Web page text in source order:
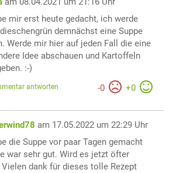
mir erst heute gedacht, ich werde
demnächst eine Suppe
Werde mir hier auf jeden Fall die eine
Idee abschauen und Kartoffeln
:-)
-0 +0
antworten
am 17.05.2022 um 22:29 Uhr
die Suppe vor paar Tagen gemacht
war sehr gut. Wird es jetzt öfter
Vielen dank für dieses tolle Rezept